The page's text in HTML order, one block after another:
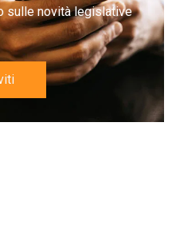
sulle novità legislative